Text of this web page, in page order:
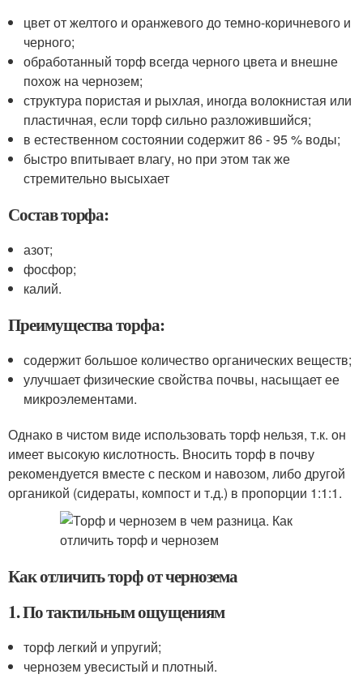
цвет от желтого и оранжевого до темно-коричневого и
черного;
обработанный торф всегда черного цвета и внешне
похож на чернозем;
структура пористая и рыхлая, иногда волокнистая или
пластичная, если торф сильно разложившийся;
в естественном состоянии содержит 86 - 95 % воды;
быстро впитывает влагу, но при этом так же
стремительно высыхает
Состав торфа:
азот;
фосфор;
калий.
Преимущества торфа:
содержит большое количество органических веществ;
улучшает физические свойства почвы, насыщает ее
микроэлементами.
Однако в чистом виде использовать торф нельзя, т.к. он
имеет высокую кислотность. Вносить торф в почву
рекомендуется вместе с песком и навозом, либо другой
органикой (сидераты, компост и т.д.) в пропорции 1:1:1.
Как отличить торф от чернозема
1. По тактильным ощущениям
торф легкий и упругий;
чернозем увесистый и плотный.